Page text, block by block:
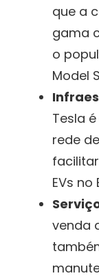
que a
gama
o
Model
Tesla
rede
EVs no
venda